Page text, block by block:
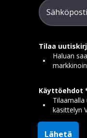
Sähköposti
Tilaa
Haluan
Käyttöehdot
käsittelyn
Lähetä